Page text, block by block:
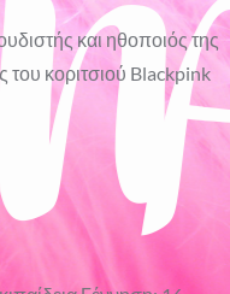
και ηθοποιός της
κοριτσιού Blackpink